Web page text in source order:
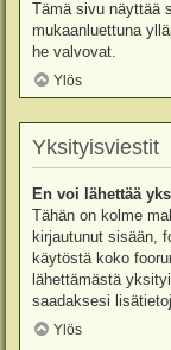
Tämä sivu näyttää
mukaanluettuna
he valvovat.
Ylös
Yksityisviestit
En voi lähettää
Tähän on kolme
kirjautunut sisään,
käytöstä koko
lähettämästä
saadaksesi
Ylös